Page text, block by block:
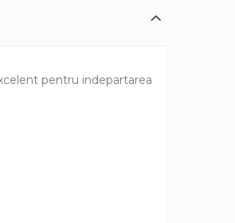
pentru indepartarea